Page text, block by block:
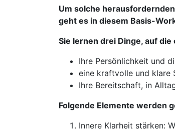
Um solche
geht es in diesem Basis-
Sie lernen drei Dinge, auf
Ihre Persönlichkeit und
eine kraftvolle und klare
Ihre Bereitschaft, in
Folgende Elemente werden
Innere Klarheit stärken: